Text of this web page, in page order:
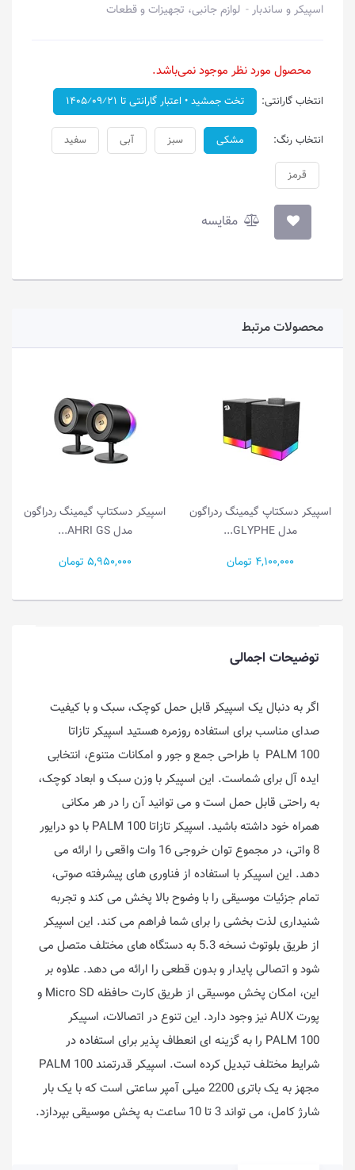
اسپیکر و ساندبار لوازم جانبی، تجهیزات و قطعات
محصول مورد نظر موجود نمی‌باشد.
انتخاب گارانتی: تخت جمشید • اعتبار گارانتی تا ۱۴۰۵⁄۰۹⁄۲۱
انتخاب رنگ: مشکی سبز آبی سفید
قرمز
مقایسه
محصولات مرتبط
اسپیکر دسکتاپ گیمینگ ردراگون
مدل GLYPHE...
4,100,000 تومان
اسپیکر دسکتاپ گیمینگ ردراگون
مدل AHRI GS...
5,950,000 تومان
توضیحات اجمالی
اگر به دنبال یک اسپیکر قابل حمل کوچک، سبک و با کیفیت
صدای مناسب برای استفاده روزمره هستید اسپیکر تازاتا
PALM 100 با طراحی جمع و جور و امکانات متنوع، انتخابی
ایده آل برای شماست. این اسپیکر با وزن سبک و ابعاد کوچک،
به راحتی قابل حمل است و می توانید آن را در هر مکانی
همراه خود داشته باشید. اسپیکر تازاتا PALM 100 با دو درایور
8 واتی، در مجموع توان خروجی 16 وات واقعی را ارائه می
دهد. این اسپیکر با استفاده از فناوری های پیشرفته صوتی،
تمام جزئیات موسیقی را با وضوح بالا پخش می کند و تجربه
شنیداری لذت بخشی را برای شما فراهم می کند. این اسپیکر
از طریق بلوتوث نسخه 5.3 به دستگاه های مختلف متصل می
شود و اتصالی پایدار و بدون قطعی را ارائه می دهد. علاوه بر
این، امکان پخش موسیقی از طریق کارت حافظه Micro SD و
پورت AUX نیز وجود دارد. این تنوع در اتصالات، اسپیکر
PALM 100 را به گزینه ای انعطاف پذیر برای استفاده در
شرایط مختلف تبدیل کرده است. اسپیکر قدرتمند PALM 100
مجهز به یک باتری 2200 میلی آمپر ساعتی است که با یک بار
شارژ کامل، می تواند 3 تا 10 ساعت به پخش موسیقی بپردازد.